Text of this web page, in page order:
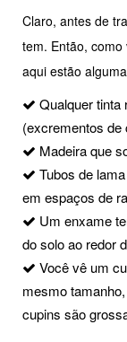
Claro, antes de
tem. Então,
aqui estão
Qualquer tinta
(excrementos de
Madeira que
Tubos de
em espaços de
Um enxame
do solo ao redor
Você vê um
mesmo
cupins são